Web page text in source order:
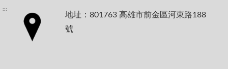
:::
地址：801763 高雄市前金區河東路188
號